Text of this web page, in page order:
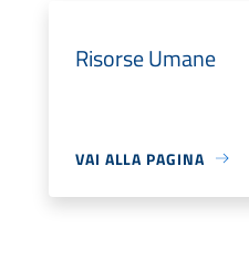
Risorse Umane
VAI ALLA PAGINA